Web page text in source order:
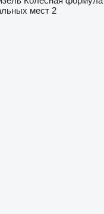
мест 2